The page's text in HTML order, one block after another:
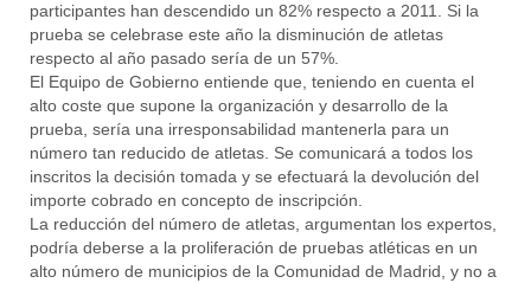
participantes han descendido un 82% respecto a 2011. Si la
prueba se celebrase este año la disminución de atletas
respecto al año pasado sería de un 57%.
El Equipo de Gobierno entiende que, teniendo en cuenta el
alto coste que supone la organización y desarrollo de la
prueba, sería una irresponsabilidad mantenerla para un
número tan reducido de atletas. Se comunicará a todos los
inscritos la decisión tomada y se efectuará la devolución del
importe cobrado en concepto de inscripción.
La reducción del número de atletas, argumentan los expertos,
podría deberse a la proliferación de pruebas atléticas en un
alto número de municipios de la Comunidad de Madrid, y no a